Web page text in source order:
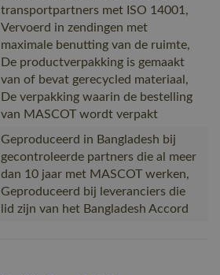
transportpartners met ISO 14001,
Vervoerd in zendingen met
maximale benutting van de ruimte,
De productverpakking is gemaakt
van of bevat gerecycled materiaal,
De verpakking waarin de bestelling
van MASCOT wordt verpakt
Geproduceerd in Bangladesh bij
gecontroleerde partners die al meer
dan 10 jaar met MASCOT werken,
Geproduceerd bij leveranciers die
lid zijn van het Bangladesh Accord